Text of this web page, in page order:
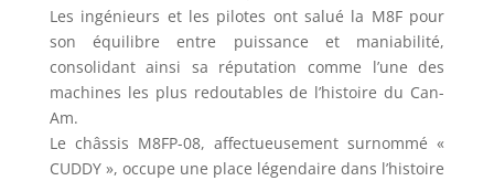
Les ingénieurs et les pilotes ont salué la M8F pour
son équilibre entre puissance et maniabilité,
consolidant ainsi sa réputation comme l’une des
machines les plus redoutables de l’histoire du Can-
Am.
Le châssis M8FP-08, affectueusement surnommé «
CUDDY », occupe une place légendaire dans l’histoire